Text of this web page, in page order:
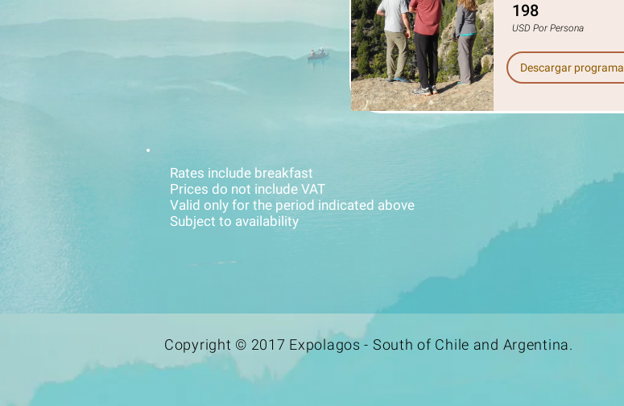
198
USD Por Persona
Descargar programa
Rates include breakfast
Prices do not include VAT
Valid only for the period indicated above
Subject to availability
Copyright © 2017 Expolagos - South of Chile and Argentina.